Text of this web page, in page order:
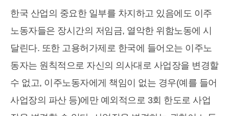
한국 산업의 중요한 일부를 차지하고 있음에도 이주
노동자들은 장시간의 저임금, 열악한 위함노동에 시
달린다. 또한 고용허가제로 한국에 들어오는 이주노
동자는 원칙적으로 자신의 의사대로 사업장을 변경할
수 없고, 이주노동자에게 책임이 없는 경우(예를 들어
사업장의 파산 등)에만 예외적으로 3회 한도로 사업